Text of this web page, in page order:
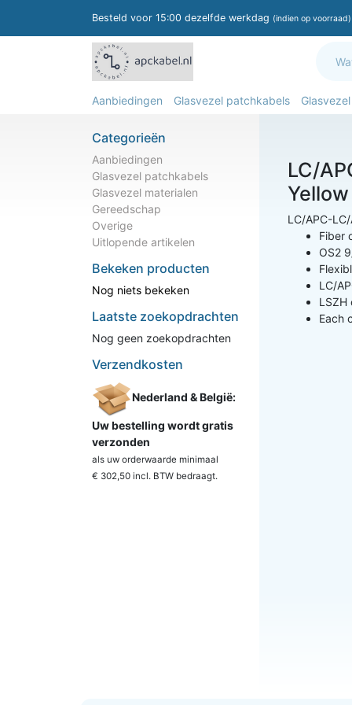
Besteld voor 15:00 dezelfde werkdag (indien op voorraad)
Aanbiedingen Glasvezel patchkabels
Categorieën
Aanbiedingen
Glasvezel patchkabels
Glasvezel materialen
Gereedschap
Overige
Uitlopende artikelen
Bekeken producten
Nog niets bekeken
Laatste zoekopdrachten
Nog geen zoekopdrachten
Verzendkosten
Nederland & België:
Uw bestelling wordt gratis
verzonden
als uw orderwaarde minimaal
€ 302,50 incl. BTW bedraagt.
LC/
LC/APC-
Fiber
OS2
LC/
LSZH
Each